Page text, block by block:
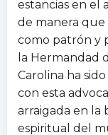
estancias en el
de manera
como patrón y
la Hermandad
Carolina ha
con esta
arraigada en la
espiritual del